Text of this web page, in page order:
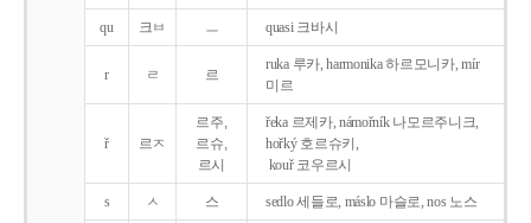
qu 크ㅂ ㅡ quasi 크바시
r ㄹ 르
ruka 루카, harmonika 하르모니카, mír
미르
ř 르ㅈ
르주,
르슈,
르시
řeka 르제카, námořník 나모르주니크,
hořký 호르슈키,
kouř 코우르시
s ㅅ 스 sedlo 세들로, máslo 마슬로, nos 노스